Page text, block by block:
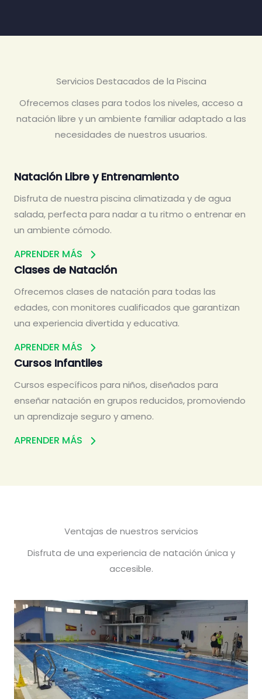
Servicios Destacados de la Piscina
Ofrecemos clases para todos los niveles, acceso a
natación libre y un ambiente familiar adaptado a las
necesidades de nuestros usuarios.
Natación Libre y Entrenamiento
Disfruta de nuestra piscina climatizada y de agua
salada, perfecta para nadar a tu ritmo o entrenar en
un ambiente cómodo.
APRENDER MÁS
Clases de Natación
Ofrecemos clases de natación para todas las
edades, con monitores cualificados que garantizan
una experiencia divertida y educativa.
APRENDER MÁS
Cursos Infantiles
Cursos específicos para niños, diseñados para
enseñar natación en grupos reducidos, promoviendo
un aprendizaje seguro y ameno.
APRENDER MÁS
Ventajas de nuestros servicios
Disfruta de una experiencia de natación única y
accesible.